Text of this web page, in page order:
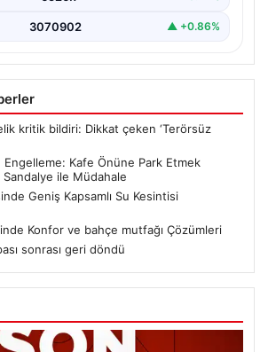
3070902 ▲ +0.86%
kritik bildiri: Dikkat çeken ‘Terörsüz
Engelleme: Kafe Önüne Park Etmek
ile Müdahale
Geniş Kapsamlı Su Kesintisi
Konfor ve bahçe mutfağı Çözümleri
sonrası geri döndü